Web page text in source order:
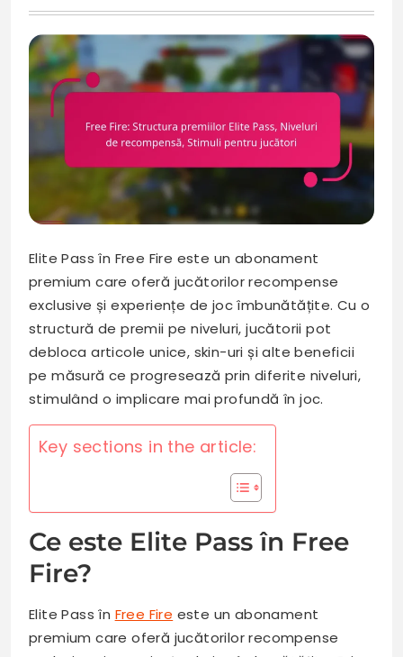
Elite Pass în Free Fire este un abonament
premium care oferă jucătorilor recompense
exclusive și experiențe de joc îmbunătățite. Cu o
structură de premii pe niveluri, jucătorii pot
debloca articole unice, skin-uri și alte beneficii
pe măsură ce progresează prin diferite niveluri,
stimulând o implicare mai profundă în joc.
Key sections in the article:
Ce este Elite Pass în Free
Fire?
Elite Pass în Free Fire este un abonament
premium care oferă jucătorilor recompense